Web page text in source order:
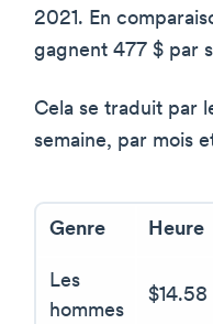
2021. En
gagnent 477 $ par
Cela se traduit par
semaine, par mois
Genre Heure
Les
hommes
$14.58